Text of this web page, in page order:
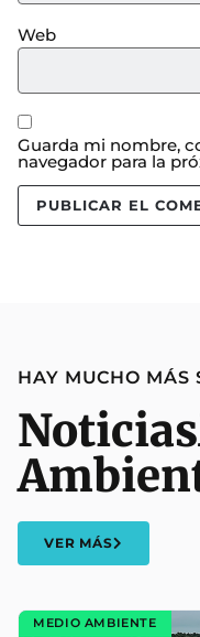
Web
Guarda mi nombre,
navegador para la
HAY MUCHO MÁS
Noticias
VER MÁS
MEDIO AMBIENTE